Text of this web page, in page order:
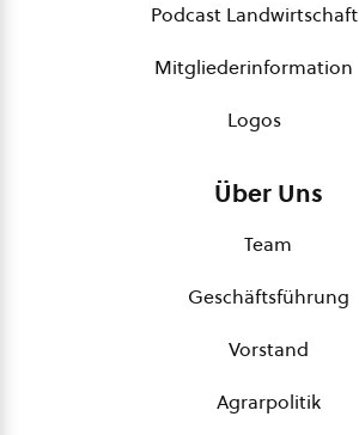
Podcast Landwirtschaft
Mitgliederinformation
Logos
Über Uns
Team
Geschäftsführung
Vorstand
Agrarpolitik